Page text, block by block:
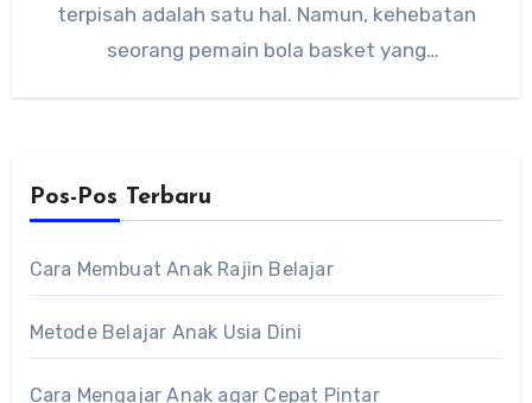
terpisah adalah satu hal. Namun, kehebatan
seorang pemain bola basket yang
Pos-Pos Terbaru
Cara Membuat Anak Rajin Belajar
Metode Belajar Anak Usia Dini
Cara Mengajar Anak agar Cepat Pintar